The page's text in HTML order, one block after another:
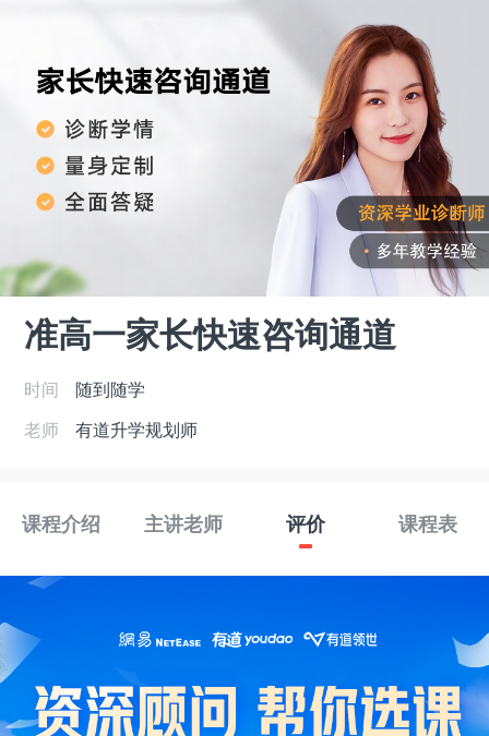
准高一家长快速咨询通道
时间
随到随学
老师
有道升学规划师
课程介绍 主讲老师 评价 课程表